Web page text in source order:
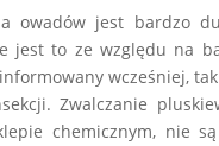
owadów jest bardzo
jest to ze względu na
wcześniej,
Zwalczanie
chemicznym, nie